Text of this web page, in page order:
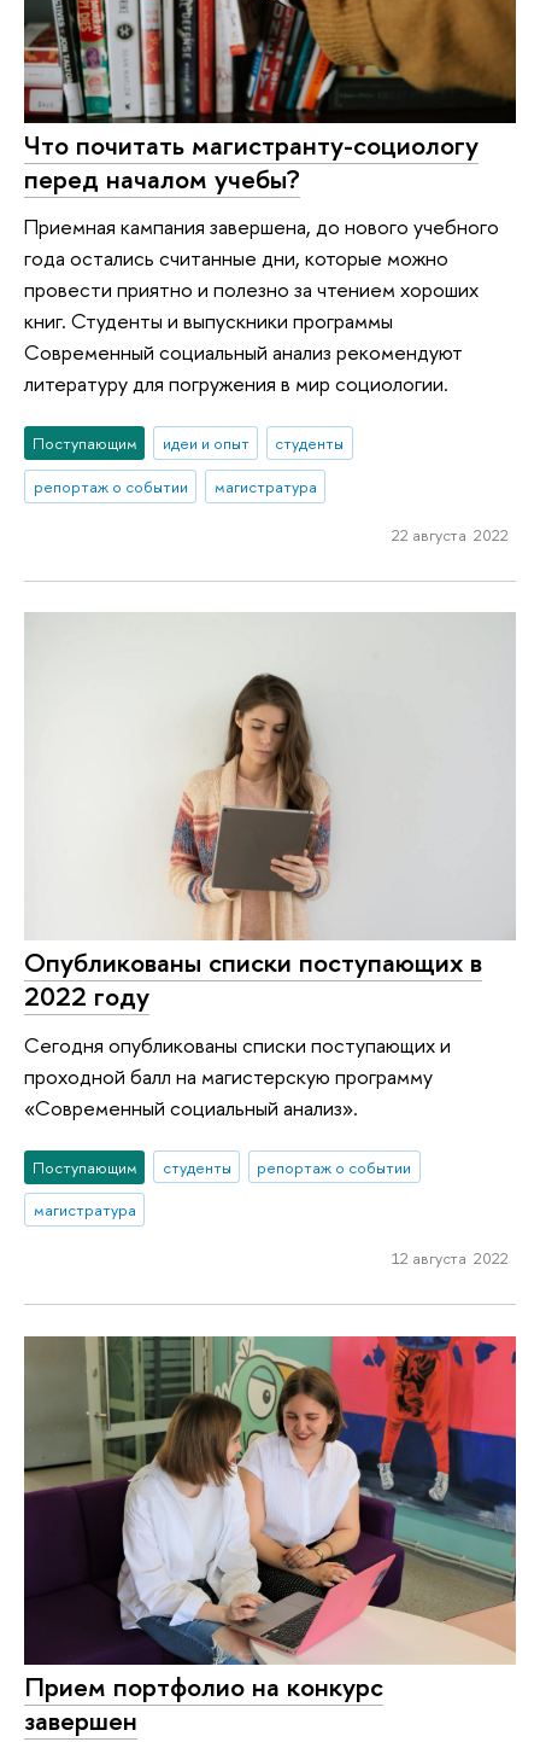
Что почитать магистранту-социологу
перед началом учебы?
Приемная кампания завершена, до нового учебного
года остались считанные дни, которые можно
провести приятно и полезно за чтением хороших
книг. Студенты и выпускники программы
Современный социальный анализ рекомендуют
литературу для погружения в мир социологии.
Поступающим идеи и опыт
студенты
репортаж о событии
магистратура
22 августа 2022
Опубликованы списки поступающих в
2022 году
Сегодня опубликованы списки поступающих и
проходной балл на магистерскую программу
«Современный социальный анализ».
Поступающим студенты
репортаж о событии
магистратура
12 августа 2022
Прием портфолио на конкурс
завершен